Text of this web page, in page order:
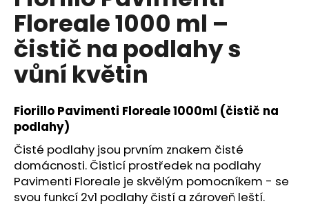
0,0
5
hvězdiček.
Floreale 1000 ml –
čistič na podlahy s
vůní květin
Fiorillo Pavimenti Floreale 1000ml (čistič na
podlahy)
Čisté podlahy jsou prvním znakem čisté
domácnosti. Čisticí prostředek na podlahy
Pavimenti Floreale je skvělým pomocníkem - se
svou funkcí 2v1 podlahy čistí a zároveň leští.
a
j
í
t
?
HLEDAT